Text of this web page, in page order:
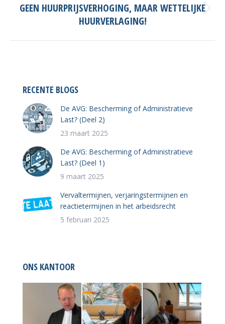
Volgende
post
GEEN HUURPRIJSVERHOGING, MAAR WETTELIJKE
HUURVERLAGING!
RECENTE BLOGS
De AVG: Bescherming of Administratieve
Last? (Deel 2)
23 maart 2025
De AVG: Bescherming of Administratieve
Last? (Deel 1)
9 maart 2025
Vervaltermijnen, verjaringstermijnen en
reactietermijnen in het arbeidsrecht
5 februari 2025
ONS KANTOOR